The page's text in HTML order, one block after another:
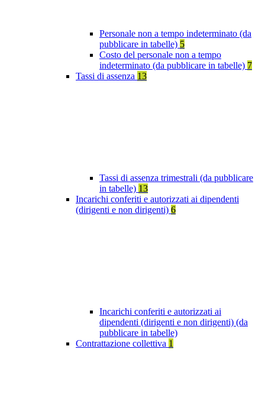
Personale non a tempo indeterminato (da
pubblicare in tabelle) 5
Costo del personale non a tempo
indeterminato (da pubblicare in tabelle) 7
Tassi di assenza 13
Tassi di assenza trimestrali (da pubblicare
in tabelle) 13
Incarichi conferiti e autorizzati ai dipendenti
(dirigenti e non dirigenti) 6
Incarichi conferiti e autorizzati ai
dipendenti (dirigenti e non dirigenti) (da
pubblicare in tabelle)
Contrattazione collettiva 1